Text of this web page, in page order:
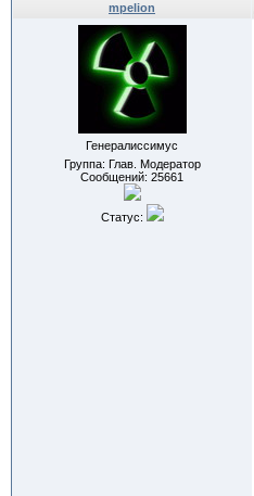
mpelion
Генералиссимус
Группа: Глав. Модератор
Сообщений: 25661
Статус: